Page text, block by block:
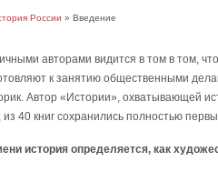
России » Введение
авторами видится в том в том,
к занятию общественными
Автор «Истории», охватывающей
из 40 книг сохранились полностью
история определяется, как